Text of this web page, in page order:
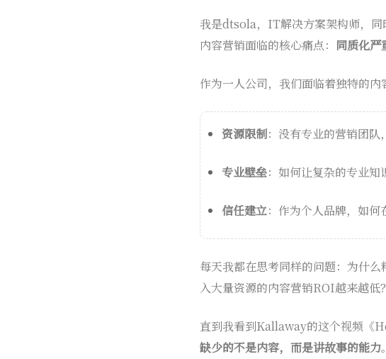
我是dtsola，IT解决方案架构师，同
内容营销面临的核心痛点： 同质化严
作为一人公司，我们面临着独特的内
资源限制：没有专业的营销团
专业壁垒：如何让复杂的专业知
信任建立：作为个人品牌，如何
每天我都在思考同样的问题：为什
入大量资源的内容营销ROI越来越低？
直到我看到Kallaway的这个视频
缺少的不是内容，而是讲故事的能力